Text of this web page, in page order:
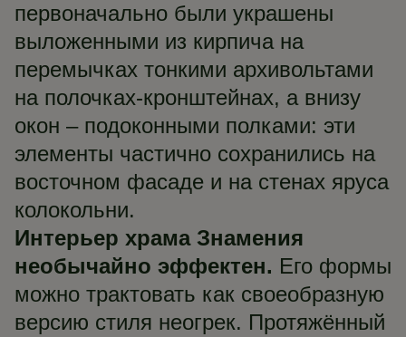
первоначально были украшены
выложенными из кирпича на
перемычках тонкими архивольтами
на полочках-кронштейнах, а внизу
окон – подоконными полками: эти
элементы частично сохранились на
восточном фасаде и на стенах яруса
колокольни.
Интерьер храма Знамения
необычайно эффектен. Его формы
можно трактовать как своеобразную
версию стиля неогрек. Протяжённый